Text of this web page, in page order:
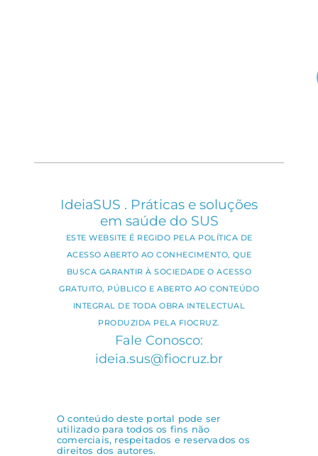
IdeiaSUS . Práticas e soluções
em saúde do SUS
ESTE WEBSITE É REGIDO PELA POLÍTICA DE
ACESSO ABERTO AO CONHECIMENTO, QUE
BUSCA GARANTIR À SOCIEDADE O ACESSO
GRATUITO, PÚBLICO E ABERTO AO CONTEÚDO
INTEGRAL DE TODA OBRA INTELECTUAL
PRODUZIDA PELA FIOCRUZ.
Fale Conosco:
ideia.sus@fiocruz.br
O conteúdo deste portal pode ser
utilizado para todos os fins não
comerciais, respeitados e reservados os
direitos dos autores.